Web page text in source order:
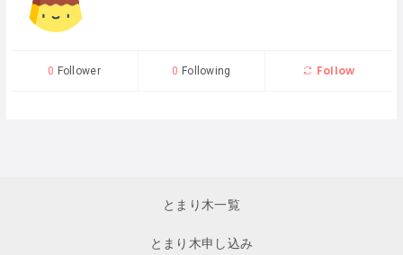
0 Follower 0 Following Follow
とまり木一覧
とまり木申し込み